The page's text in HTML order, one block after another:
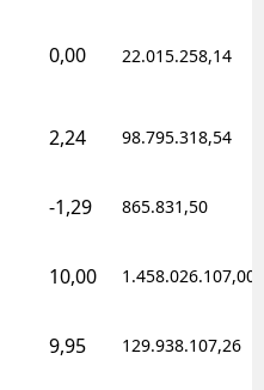
0,00 22.015.258,14
2,24 98.795.318,54
-1,29 865.831,50
10,00 1.458.026.107,00
9,95 129.938.107,26